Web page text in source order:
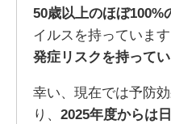
50歳以上のほぼ100%
イルスを持っていま
発症リスクを持って
幸い、現在では予防
り、 2025年度からは